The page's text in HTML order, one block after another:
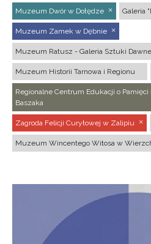
Muzeum Dwór w Dołędze Galeria
Muzeum Zamek w Dębnie
Muzeum Ratusz - Galeria Sztuki
Muzeum Historii Tarnowa i Regionu
Regionalne Centrum Edukacji o
Baszaka
Zagroda Felicji Curyłowej w Zalipiu
Muzeum Wincentego Witosa w